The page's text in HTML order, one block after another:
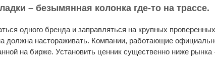
– безымянная колонка где-то на трассе.
одного бренда и заправляться на крупных проверенных
должна настораживать. Компании, работающие
на бирже. Установить ценник существенно ниже